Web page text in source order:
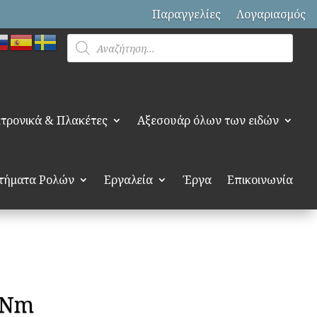
Παραγγελίες
Λογαριασμός
Products
search
& Πλακέτες Αξεσουάρ όλων των ειδών
Ρολών Εργαλεία Έργα Επικοινωνία